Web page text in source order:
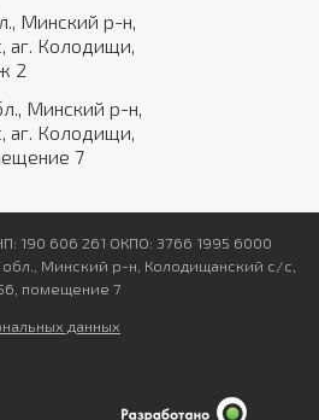
Минский р-н,
аг. Колодищи,
2
Минский р-н,
аг. Колодищи,
7
190 606 261 ОКПО: 3766 1995 6000
Минский р-н, Колодищанский с/с,
помещение 7
данных